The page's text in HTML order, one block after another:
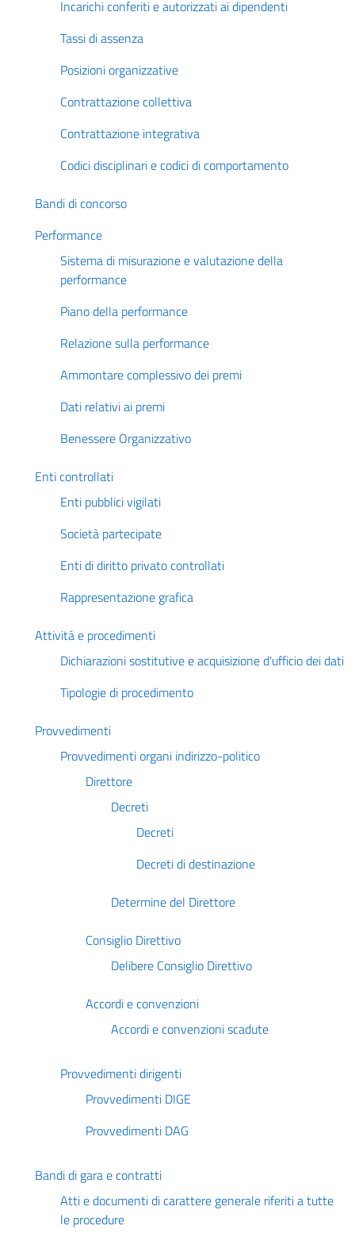
Incarichi conferiti e autorizzati ai dipendenti
Tassi di assenza
Posizioni organizzative
Contrattazione collettiva
Contrattazione integrativa
Codici disciplinari e codici di comportamento
Bandi di concorso
Performance
Sistema di misurazione e valutazione della
performance
Piano della performance
Relazione sulla performance
Ammontare complessivo dei premi
Dati relativi ai premi
Benessere Organizzativo
Enti controllati
Enti pubblici vigilati
Società partecipate
Enti di diritto privato controllati
Rappresentazione grafica
Attività e procedimenti
Dichiarazioni sostitutive e acquisizione d'ufficio dei dati
Tipologie di procedimento
Provvedimenti
Provvedimenti organi indirizzo-politico
Direttore
Decreti
Decreti
Decreti di destinazione
Determine del Direttore
Consiglio Direttivo
Delibere Consiglio Direttivo
Accordi e convenzioni
Accordi e convenzioni scadute
Provvedimenti dirigenti
Provvedimenti DIGE
Provvedimenti DAG
Bandi di gara e contratti
Atti e documenti di carattere generale riferiti a tutte
le procedure